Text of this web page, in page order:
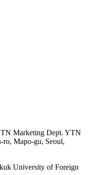
Marketing Dept. YTN
Mapo-gu, Seoul,
University of Foreign